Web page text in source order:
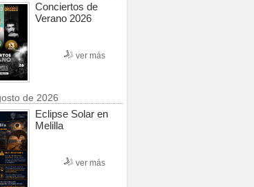
Conciertos de
Verano 2026
ver más
de 2026
Eclipse Solar en
Melilla
ver más